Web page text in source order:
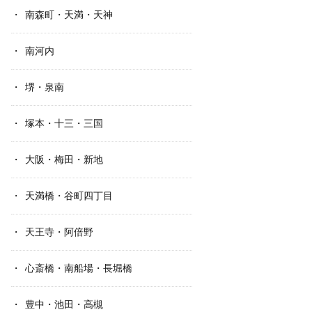
南森町・天満・天神
南河内
堺・泉南
塚本・十三・三国
大阪・梅田・新地
天満橋・谷町四丁目
天王寺・阿倍野
心斎橋・南船場・長堀橋
豊中・池田・高槻